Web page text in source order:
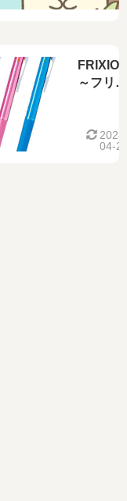
～フリク
ット）～
04-